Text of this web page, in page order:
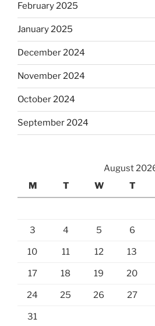
February 2025
January 2025
December 2024
November 2024
October 2024
September 2024
August
M
T W T
3 4 5 6
10 11 12 13
17 18 19 20
24 25 26 27
31